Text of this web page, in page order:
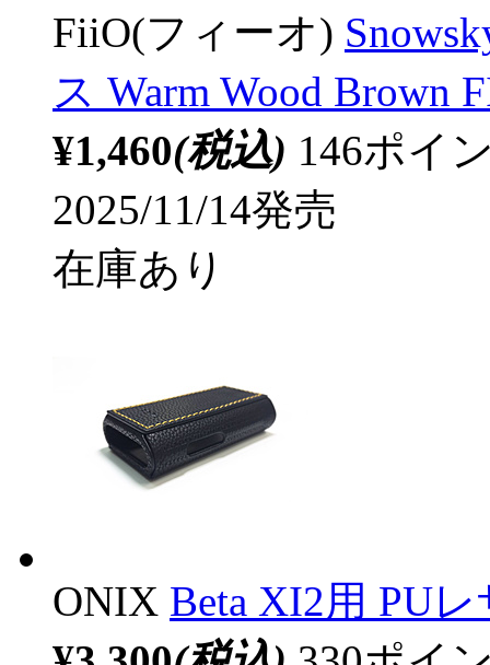
FiiO(フィーオ)
ス Warm Wood Brown
¥1,460(税込) 146ポイ
2025/11/14発売
在庫あり
ONIX Beta XI2用 PU